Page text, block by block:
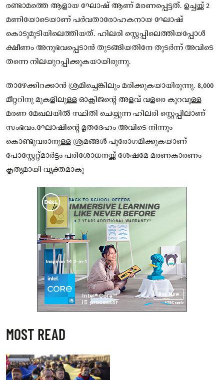
രണ്ടാമത്തെ ആളായ ഘോഷ് ആണ് മരണപ്പെട്ടത്. ഉച്ചയ്ക്ക് 2
മണിയോടെയാണ് പർവതാരോഹകനായ ഘോഷ്
കൊടുമുടിയിലെത്തിയത്. ഹിലരി സ്റ്റെപ്പിലെത്തിയപ്പോൾ
ക്ഷീണം അനുഭവപ്പെടാൻ തുടങ്ങിയതിനേ തുടർന്ന് അവിടെ
തന്നെ നിലയുറപ്പിക്കുകയായിരുന്നു.
താഴേക്കിറക്കാൻ ശ്രമിച്ചെങ്കിലും മരിക്കുകയായിരുന്നു. 8,000
മീറ്ററിനു മുകളിലുള്ള ഓക്സ‌ിജന്റെ അളവ് വളരെ കുറവുള്ള
മരണ മേഖലയിൽ സ്ഥിതി ചെയ്യുന്ന ഹിലരി സ്റ്റെപ്പിലാണ്
സംഭവം.ഘോഷിന്റെ മൃതദേഹം അവിടെ നിന്നും
കൊണ്ടുവരാനുള്ള ശ്രമങ്ങൾ പുരോഗമിക്കുകയാണ്
പോസ്റ്റേറ്റ്മാർട്ടം പരിശോധനയ്ക്ക് ശേഷമേ മരണകാരണം
കൃത്യമായി വ്യക്തമാകു
MOST READ